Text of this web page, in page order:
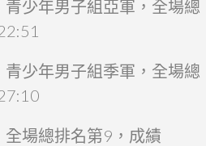
少年男子組亞軍，全場總
少年男子組季軍，全場總
場總排名第9，成績